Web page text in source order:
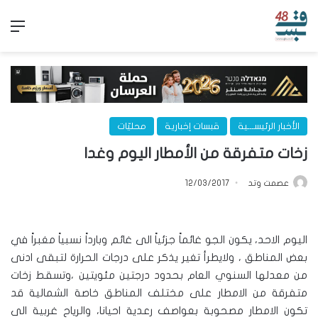
الأخبار الرئيســـية قبسات إخبارية محليّات
زخات متفرقة من الأمطار اليوم وغدا
عصمت وتد 12/03/2017
اليوم الاحد، يكون الجو غائماً جزئياً الى غائم وبارداً نسبياً مغبراً في
بعض المناطق ، ولايطرأ تغير يذكر على درجات الحرارة لتبقى ادنى
من معدلها السنوي العام بحدود درجتين مئويتين ،وتسقط زخات
متفرقة من الامطار على مختلف المناطق خاصة الشمالية قد
تكون الامطار مصحوبة بعواصف رعدية احيانا، والرياح غربية الى